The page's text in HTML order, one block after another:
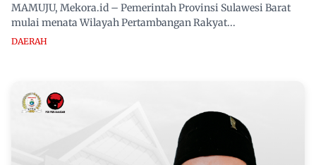
MAMUJU, Mekora.id – Pemerintah Provinsi Sulawesi Barat
mulai menata Wilayah Pertambangan Rakyat...
DAERAH